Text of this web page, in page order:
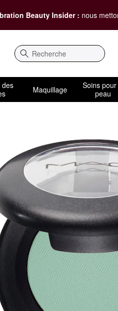
Beauty Insider : nous
Recherche
des
Maquillage
Soins
peau